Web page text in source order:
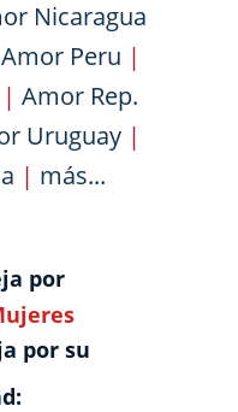
Nicaragua
Amor Peru |
| Amor Rep.
Uruguay|
| más...
por
por su